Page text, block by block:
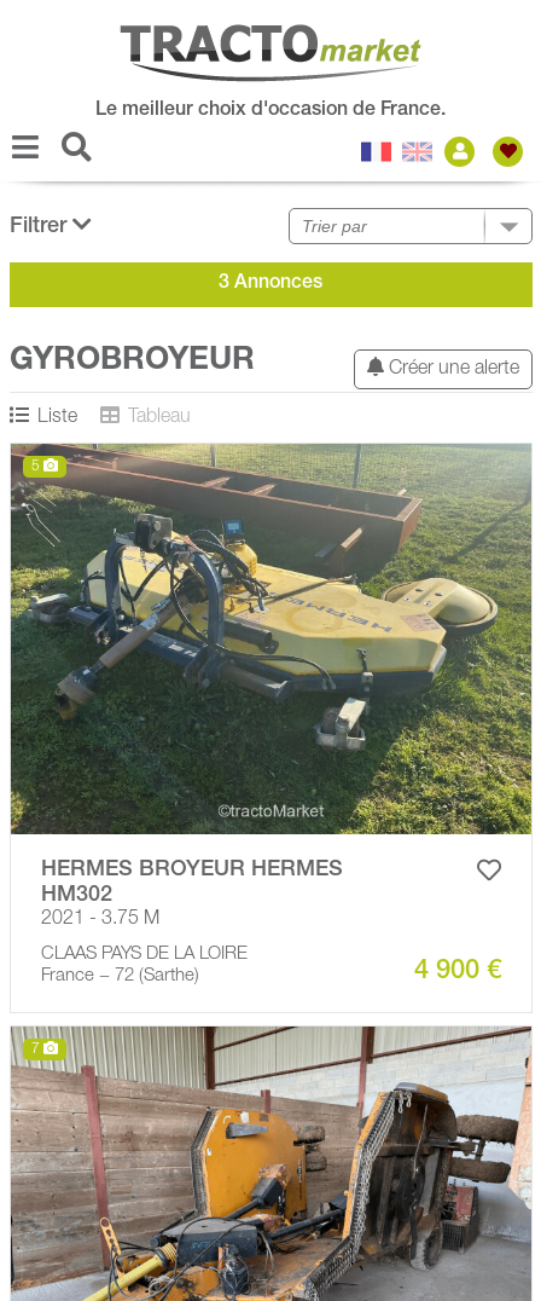
Le meilleur choix d'occasion de France.
Filtrer
3 Annonces
Créer une alerte
GYROBROYEUR
Liste Tableau
5
HERMES BROYEUR HERMES
HM302
2021 - 3.75 M
CLAAS PAYS DE LA LOIRE
France − 72 (Sarthe)
4 900 €
7